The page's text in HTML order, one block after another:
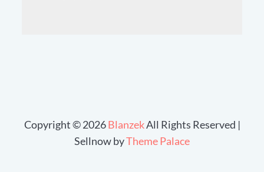
Copyright © 2026BlanzekAll Rights Reserved |
Sellnow byTheme Palace